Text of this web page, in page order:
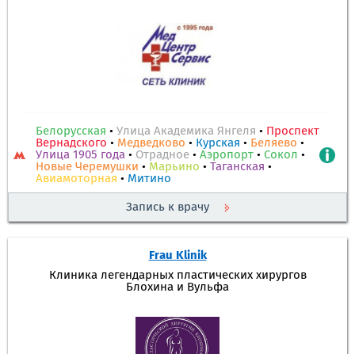
Белорусская • Улица Академика Янгеля • Проспект
Вернадского • Медведково • Курская • Беляево •
Улица 1905 года • Отрадное • Аэропорт • Сокол •
Новые Черемушки • Марьино • Таганская •
Авиамоторная • Митино
Запись к врачу
Frau Klinik
Клиника легендарных пластических хирургов
Блохина и Вульфа